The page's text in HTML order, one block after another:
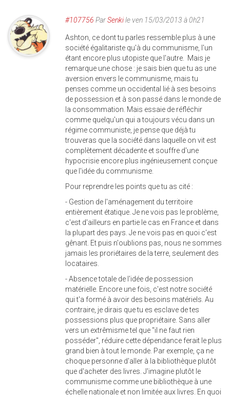
#107756 ParSenkile ven 15/03/2013 à 0h21
Ashton, ce dont tu parles ressemble plus à une
société égalitariste qu'à du communisme, l'un
étant encore plus utopiste que l'autre. Mais je
remarque une chose : je sais bien que tu as une
aversion envers le communisme, mais tu
penses comme un occidental lié à ses besoins
de possession et à son passé dans le monde de
la consommation. Mais essaie de réfléchir
comme quelqu'un qui a toujours vécu dans un
régime communiste, je pense que déjà tu
trouveras que la société dans laquelle on vit est
complètement décadente et souffre d'une
hypocrisie encore plus ingénieusement conçue
que l'idée du communisme.
Pour reprendre les points que tu as cité :
- Gestion de l'aménagement du territoire
entièrement étatique. Je ne vois pas le problème,
c'est d'ailleurs en partie le cas en France et dans
la plupart des pays. Je ne vois pas en quoi c'est
gênant. Et puis n'oublions pas, nous ne sommes
jamais les proriétaires de la terre, seulement des
locataires.
- Absence totale de l'idée de possession
matérielle. Encore une fois, c'est notre société
qui t'a formé à avoir des besoins matériels. Au
contraire, je dirais que tu es esclave de tes
possessions plus que propriétaire. Sans aller
vers un extrêmisme tel que "il ne faut rien
posséder", réduire cette dépendance ferait le plus
grand bien à tout le monde. Par exemple, ça ne
choque personne d'aller à la bibliothèque plutôt
que d'acheter des livres. J'imagine plutôt le
communisme comme une bibliothèque à une
échelle nationale et non limitée aux livres. En quoi